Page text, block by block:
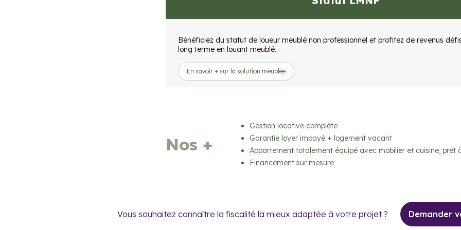
Bénéficiez du statut de loueur meublé non professionnel et profitez de revenus
long terme en louant meublé.
En savoir + sur la solution meublée
Nos +
Gestion locative complète
Garantie loyer impayé + logement vacant
Appartement totalement équipé avec mobilier et cuisine, prêt
Financement sur mesure
Vous souhaitez connaître la fiscalité la mieux adaptée à votre projet ? Demander